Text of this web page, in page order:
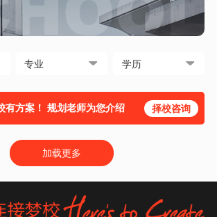
有方案！ 规划老师为您介绍 择校咨询
加载更多